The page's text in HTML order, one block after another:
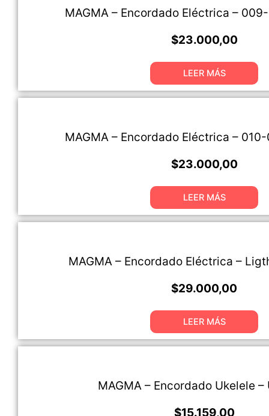
MAGMA – Encordado Eléctrica –
$23.000,00
LEER MÁS
MAGMA – Encordado Eléctrica –
$23.000,00
LEER MÁS
MAGMA – Encordado Eléctrica –
$29.000,00
LEER MÁS
MAGMA – Encordado Ukelele –
$15.159,00